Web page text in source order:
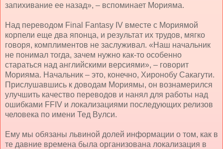
запихивание ее назад», – вспоминает Морияма.
Над переводом Final Fantasy IV вместе с Мориямой
корпели еще два японца, и результат их трудов, мягко
говоря, комплиментов не заслуживал. «Наш начальник
не понимал тогда, зачем нужно как-то особенно
стараться над английскими версиями», – говорит
Морияма. Начальник – это, конечно, Хиронобу Сакагути.
Прислушавшись к доводам Мориямы, он вознамерился
улучшить качество переводов и нанял для работы над
ошибками FFIV и локализациями последующих релизов
человека по имени Тед Вулси.
Ему мы обязаны львиной долей информации о том, как в
те давние времена была организована локализация в